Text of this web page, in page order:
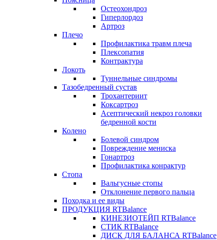
Остеохондроз
Гиперлордоз
Артроз
Плечо
Профилактика травм плеча
Плексопатия
Контрактура
Локоть
Туннельные синдромы
Тазобедренный сустав
Трохантериит
Коксартроз
Асептический некроз головки
бедренной кости
Колено
Болевой синдром
Повреждение мениска
Гонартроз
Профилактика конрактур
Стопа
Вальгусные стопы
Отклонение первого пальца
Походка и ее виды
ПРОДУКЦИЯ RTBalance
КИНЕЗИОТЕЙП RTBalance
СТИК RTBalance
ДИСК ДЛЯ БАЛАНСА RTBalance